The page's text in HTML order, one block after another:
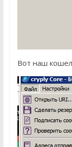
Вот наш